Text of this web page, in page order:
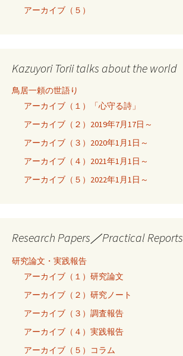
アーカイブ（５）
Kazuyori Torii talks about the world
鳥居一頼の世語り
アーカイブ（１）「心守る詩」
アーカイブ（２）2019年7月17日～
アーカイブ（３）2020年1月1日～
アーカイブ（４）2021年1月1日～
アーカイブ（５）2022年1月1日～
Research Papers／Practical Reports
研究論文・実践報告
アーカイブ（１）研究論文
アーカイブ（２）研究ノート
アーカイブ（３）調査報告
アーカイブ（４）実践報告
アーカイブ（５）コラム